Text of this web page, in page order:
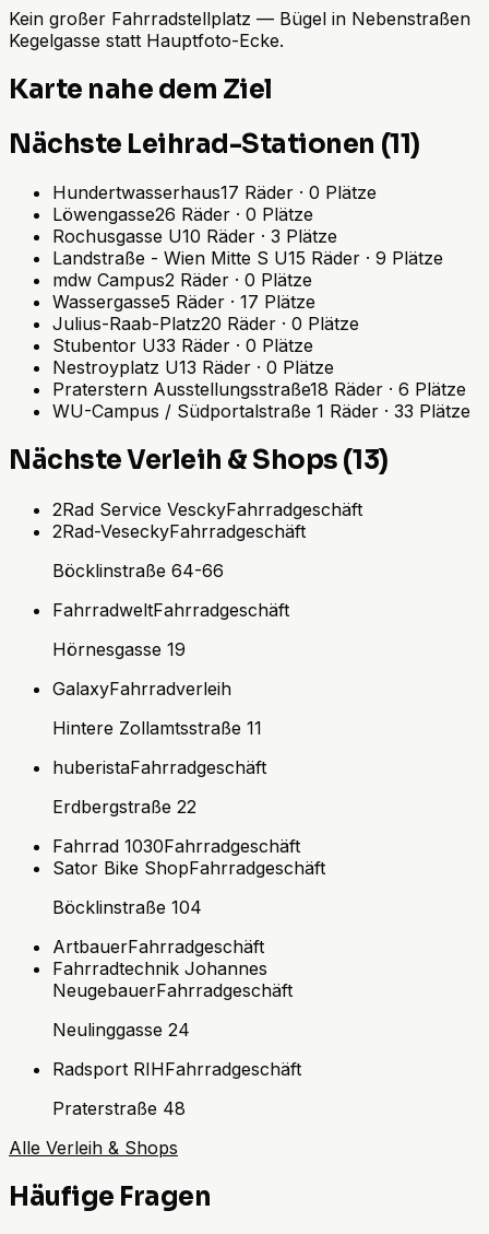
Kein großer Fahrradstellplatz — Bügel in Nebenstraßen
Kegelgasse statt Hauptfoto-Ecke.
Karte nahe dem Ziel
Nächste Leihrad-Stationen (11)
Hundertwasserhaus17 Räder · 0 Plätze
Löwengasse26 Räder · 0 Plätze
Rochusgasse U10 Räder · 3 Plätze
Landstraße - Wien Mitte S U15 Räder · 9 Plätze
mdw Campus2 Räder · 0 Plätze
Wassergasse5 Räder · 17 Plätze
Julius-Raab-Platz20 Räder · 0 Plätze
Stubentor U33 Räder · 0 Plätze
Nestroyplatz U13 Räder · 0 Plätze
Praterstern Ausstellungsstraße18 Räder · 6 Plätze
WU-Campus / Südportalstraße 1 Räder · 33 Plätze
Nächste Verleih & Shops (13)
2Rad Service VesckyFahrradgeschäft
2Rad-VeseckyFahrradgeschäft
Böcklinstraße 64-66
FahrradweltFahrradgeschäft
Hörnesgasse 19
GalaxyFahrradverleih
Hintere Zollamtsstraße 11
huberistaFahrradgeschäft
Erdbergstraße 22
Fahrrad 1030Fahrradgeschäft
Sator Bike ShopFahrradgeschäft
Böcklinstraße 104
ArtbauerFahrradgeschäft
Fahrradtechnik Johannes
NeugebauerFahrradgeschäft
Neulinggasse 24
Radsport RIHFahrradgeschäft
Praterstraße 48
Alle Verleih & Shops
Häufige Fragen